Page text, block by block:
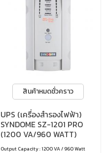
สินค้าหมดชั่วคราว
UPS (เครื่องสำรองไฟฟ้า)
SYNDOME SZ-1201 PRO
(1200 VA/960 WATT)
Output Capacity : 1200 VA / 960 Watt